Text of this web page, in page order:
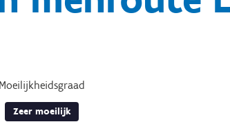
Moeilijkheidsgraad
Zeer moeilijk